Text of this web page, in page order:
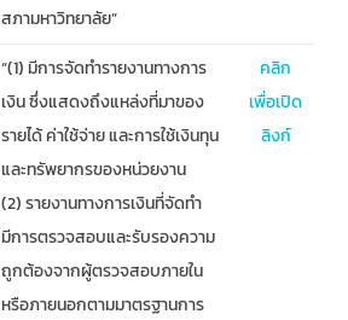
สภามหาวิทยาลัย”
“(1) มีการจัดทำรายงานทางการ
เงิน ซึ่งแสดงถึงแหล่งที่มาของ
รายได้ ค่าใช้จ่าย และการใช้เงินทุน
และทรัพยากรของหน่วยงาน
(2) รายงานทางการเงินที่จัดทำ
มีการตรวจสอบและรับรองความ
ถูกต้องจากผู้ตรวจสอบภายใน
หรือภายนอกตามมาตรฐานการ
คลิก
เพื่อเปิด
ลิงก์